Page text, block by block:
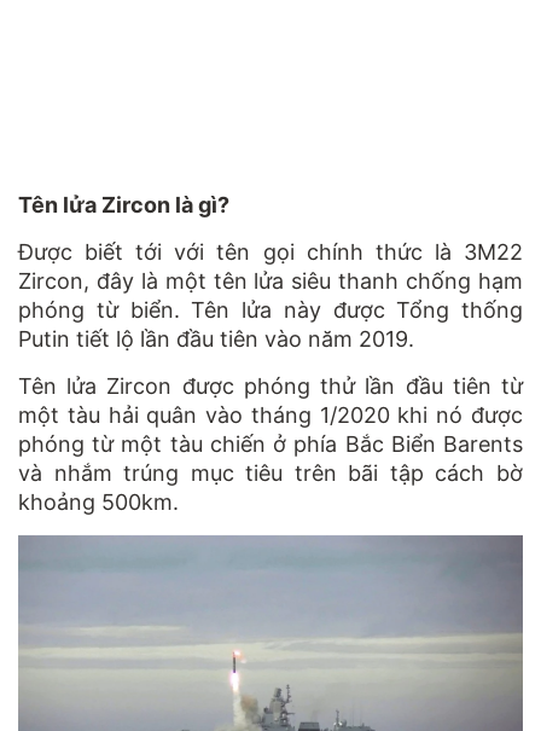
Tên lửa Zircon là gì?
Được biết tới với tên gọi chính thức là 3M22
Zircon, đây là một tên lửa siêu thanh chống hạm
phóng từ biển. Tên lửa này được Tổng thống
Putin tiết lộ lần đầu tiên vào năm 2019.
Tên lửa Zircon được phóng thử lần đầu tiên từ
một tàu hải quân vào tháng 1/2020 khi nó được
phóng từ một tàu chiến ở phía Bắc Biển Barents
và nhắm trúng mục tiêu trên bãi tập cách bờ
khoảng 500km.